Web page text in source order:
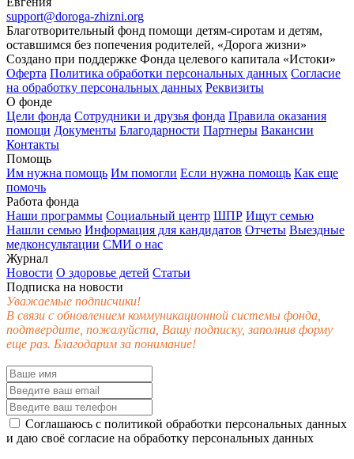
support@doroga-zhizni.org
Благотворительный фонд помощи детям-сиротам и детям,
оставшимся без попечения родителей, «Дорога жизни»
Создано при поддержке Фонда целевого капитала «Истоки»
Оферта Политика обработки персональных данных Согласие
на обработку персональных данных Реквизиты
О фонде
Цели фонда Сотрудники и друзья фонда Правила оказания
помощи Документы Благодарности Партнеры Вакансии
Контакты
Помощь
Им нужна помощь Им помогли Если нужна помощь Как еще
помочь
Работа фонда
Наши программы Социальный центр ШПР Ищут семью
Нашли семью Информация для кандидатов Отчеты Выездные
медконсультации СМИ о нас
Журнал
Новости О здоровье детей Статьи
Подписка на новости
Уважаемые подписчики!
В связи с обновлением коммуникационной системы фонда,
подтвердите, пожалуйста, Вашу подписку, заполнив форму
еще раз. Благодарим за понимание!
Соглашаюсь с политикой обработки персональных данных
и даю своё согласие на обработку персональных данных